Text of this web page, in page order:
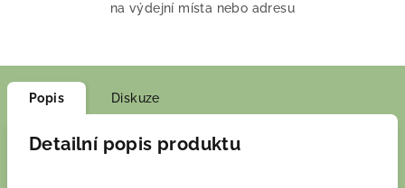
na výdejní místa nebo adresu
Popis Diskuze
Detailní popis produktu